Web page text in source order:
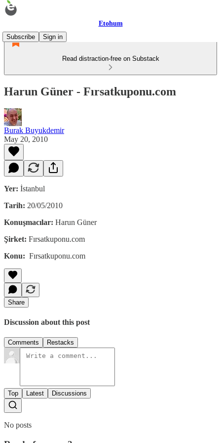
Etohum
Subscribe
Sign in
Read distraction-free on Substack
Harun Güner - Fırsatkuponu.com
Burak Buyukdemir
May 20, 2010
Yer: İstanbul
Tarih: 20/05/2010
Konuşmacılar: Harun Güner
Şirket: Fırsatkuponu.com
Konu: Fırsatkuponu.com
Share
Discussion about this post
Comments Restacks
Top Latest Discussions
No posts